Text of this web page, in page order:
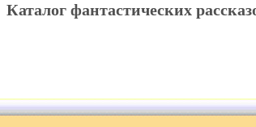
Каталог фантастических